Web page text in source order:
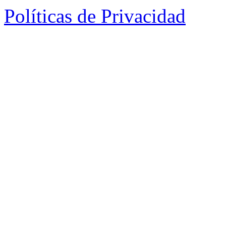
Políticas de Privacidad